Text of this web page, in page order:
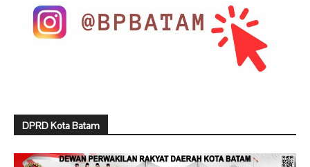
DPRD Kota Batam